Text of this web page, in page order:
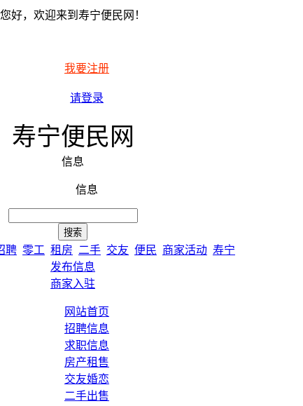
您好，欢迎来到寿宁便民网！
我要注册
请登录
寿宁便民网
信息
信息
聘 零工 租房 二手 交友 便民 商家活动 寿宁
发布信息
商家入驻
网站首页
招聘信息
求职信息
房产租售
交友婚恋
二手出售